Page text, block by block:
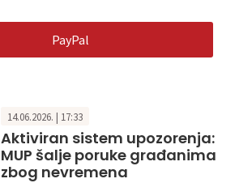
PayPal
14.06.2026. | 17:33
Aktiviran sistem upozorenja:
MUP šalje poruke građanima
zbog nevremena